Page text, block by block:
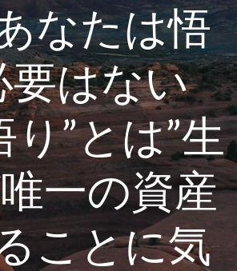
なたは悟
要はない
り”とは”生
一の資産
ことに気